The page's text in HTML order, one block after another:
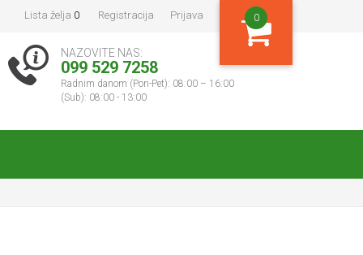
Lista želja 0 Registracija Prijava 0
NAZOVITE NAS:
099 529 7258
Radnim danom (Pon-Pet): 08:00 – 16:00
(Sub): 08:00 - 13:00